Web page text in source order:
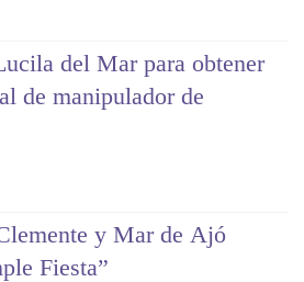
del Mar para obtener
de manipulador de
y Mar de Ajó
Fiesta”